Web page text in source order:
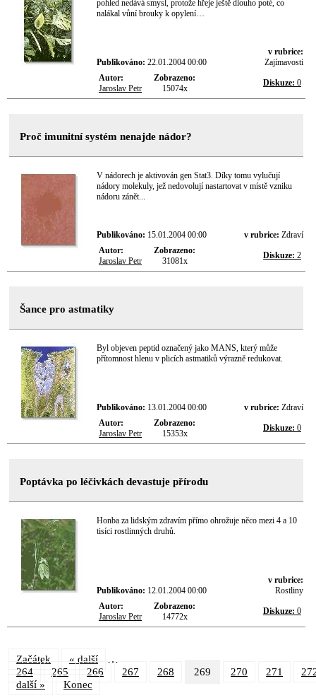
pohled nedává smysl, protože hřeje ještě dlouho poté, co
nalákal vůní brouky k opylení…
Publikováno: 22.01.2004 00:00
v rubrice:
Zajímavosti
Autor:
Jaroslav Petr
Zobrazeno:
15074x
Diskuze: 0
Proč imunitní systém nenajde nádor?
V nádorech je aktivován gen Stat3. Díky tomu vylučují
nádory molekuly, jež nedovolují nastartovat v místě vzniku
nádoru zánět...
Publikováno: 15.01.2004 00:00 v rubrice: Zdraví
Autor:
Jaroslav Petr
Zobrazeno:
31081x
Diskuze: 2
Šance pro astmatiky
Byl objeven peptid označený jako MANS, který může
přítomnost hlenu v plicích astmatiků výrazně redukovat.
Publikováno: 13.01.2004 00:00 v rubrice: Zdraví
Autor:
Jaroslav Petr
Zobrazeno:
15353x
Diskuze: 0
Poptávka po léčivkách devastuje přírodu
Honba za lidským zdravím přímo ohrožuje něco mezi 4 a 10
tisíci rostlinných druhů.
Publikováno: 12.01.2004 00:00
v rubrice:
Rostliny
Autor:
Jaroslav Petr
Zobrazeno:
14772x
Diskuze: 0
Začátek « další …
264 265 266 267 268 269 270 271
další »
Konec